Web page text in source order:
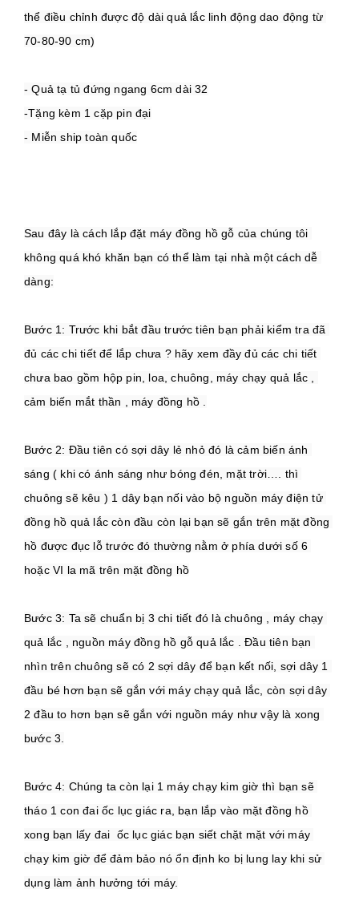
thể điều chỉnh được độ dài quả lắc linh động dao động từ
- Quả tạ tủ đứng ngang 6cm dài 32
-Tặng kèm 1 cặp pin đại
Sau đây là cách lắp đặt máy đồng hồ gỗ của chúng tôi
không quá khó khăn bạn có thể làm tại nhà một cách dễ
Bước 1: Trước khi bắt đầu trước tiên bạn phải kiểm tra đã
đủ các chi tiết để lắp chưa ? hãy xem đầy đủ các chi tiết
chưa bao gồm hộp pin, loa, chuông, máy chạy quả lắc ,
Bước 2: Đầu tiên có sợi dây lẻ nhỏ đó là cảm biến ánh
sáng ( khi có ánh sáng như bóng đén, mặt trời…. thì
chuông sẽ kêu ) 1 dây bạn nối vào bộ nguồn máy điện tử
đồng hồ quả lắc còn đầu còn lại bạn sẽ gắn trên mặt đồng
hồ được đục lỗ trước đó thường nằm ở phía dưới số 6
Bước 3: Ta sẽ chuẩn bị 3 chi tiết đó là chuông , máy chạy
quả lắc , nguồn máy đồng hồ gỗ quả lắc . Đầu tiên bạn
nhìn trên chuông sẽ có 2 sợi dây để bạn kết nối, sợi dây 1
đầu bé hơn bạn sẽ gắn với máy chạy quả lắc, còn sợi dây
2 đầu to hơn bạn sẽ gắn với nguồn máy như vậy là xong
Bước 4: Chúng ta còn lại 1 máy chạy kim giờ thì bạn sẽ
tháo 1 con đai ốc lục giác ra, bạn lắp vào mặt đồng hồ
xong bạn lấy đai  ốc lục giác bạn siết chặt mặt với máy
chạy kim giờ để đảm bảo nó ổn định ko bị lung lay khi sử